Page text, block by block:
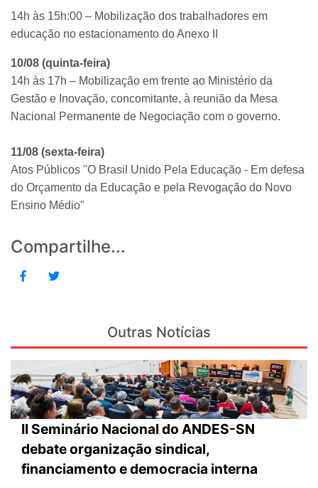
14h às 15h:00 – Mobilização dos trabalhadores em
educação no estacionamento do Anexo II
10/08 (quinta-feira)
14h às 17h – Mobilização em frente ao Ministério da
Gestão e Inovação, concomitante, à reunião da Mesa
Nacional Permanente de Negociação com o governo.
11/08 (sexta-feira)
Atos Públicos "O Brasil Unido Pela Educação - Em defesa
do Orçamento da Educação e pela Revogação do Novo
Ensino Médio"
Compartilhe...
Outras Notícias
II Seminário Nacional do ANDES-SN
debate organização sindical,
financiamento e democracia interna